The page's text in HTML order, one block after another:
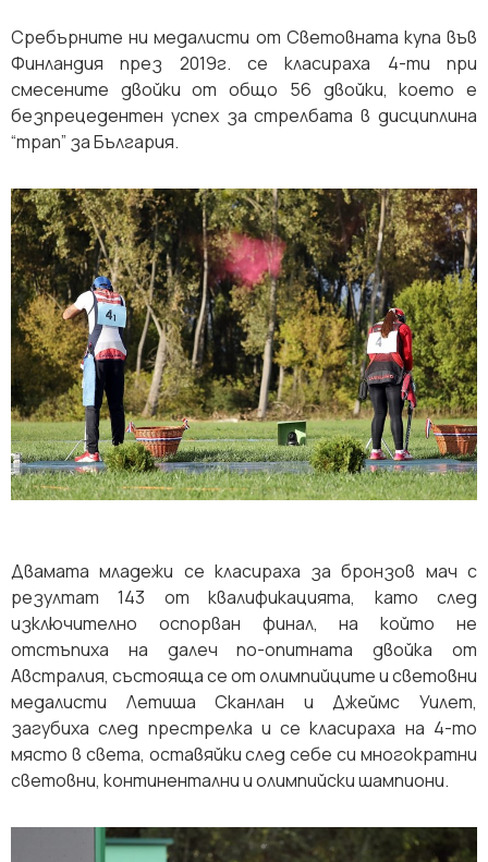
Сребърните ни медалисти от Световната купа във
Финландия през 2019г. се класираха 4-ти при
смесените двойки от общо 56 двойки, което е
безпрецедентен успех за стрелбата в дисциплина
“трап” за България.
Двамата младежи се класираха за бронзов мач с
резултат 143 от квалификацията, като след
изключително оспорван финал, на който не
отстъпиха на далеч по-опитната двойка от
Австралия, състояща се от олимпийците и световни
медалисти Летиша Сканлан и Джеймс Уилет,
загубиха след престрелка и се класираха на 4-то
място в света, оставяйки след себе си многократни
световни, континентални и олимпийски шампиони.